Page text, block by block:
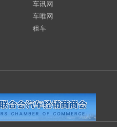
车讯网
车唯网
租车